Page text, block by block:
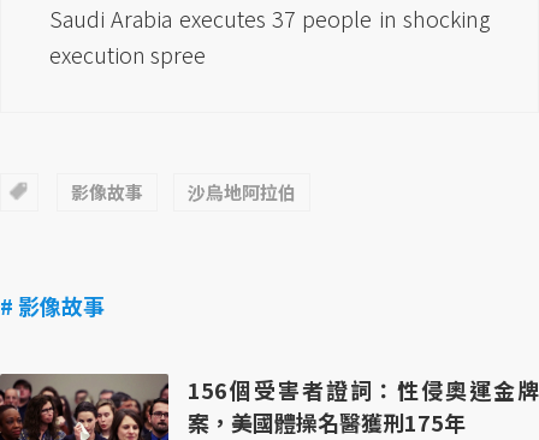
Saudi Arabia executes 37 people in shocking
execution spree
影像故事 沙烏地阿拉伯
# 影像故事
156個受害者證詞：性侵奧運金牌
案，美國體操名醫獲刑175年